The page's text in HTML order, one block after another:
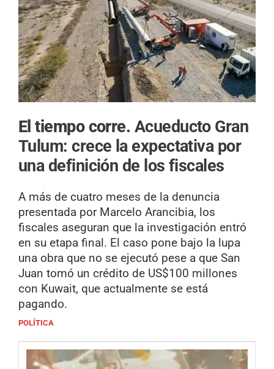
El tiempo corre. Acueducto Gran
Tulum: crece la expectativa por
una definición de los fiscales
A más de cuatro meses de la denuncia
presentada por Marcelo Arancibia, los
fiscales aseguran que la investigación entró
en su etapa final. El caso pone bajo la lupa
una obra que no se ejecutó pese a que San
Juan tomó un crédito de US$100 millones
con Kuwait, que actualmente se está
pagando.
POLÍTICA